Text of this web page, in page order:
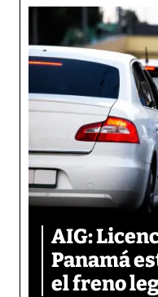
AIG:
Panamá
el freno